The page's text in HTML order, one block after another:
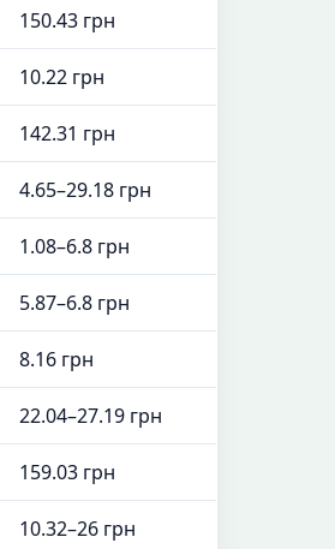
150.43 грн
10.22 грн
142.31 грн
4.65–29.18 грн
1.08–6.8 грн
5.87–6.8 грн
8.16 грн
22.04–27.19 грн
159.03 грн
10.32–26 грн